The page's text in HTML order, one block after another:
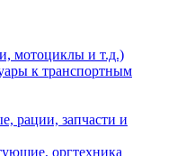
мотоциклы и т.д.)
к транспортным
рации, запчасти и
оргтехника